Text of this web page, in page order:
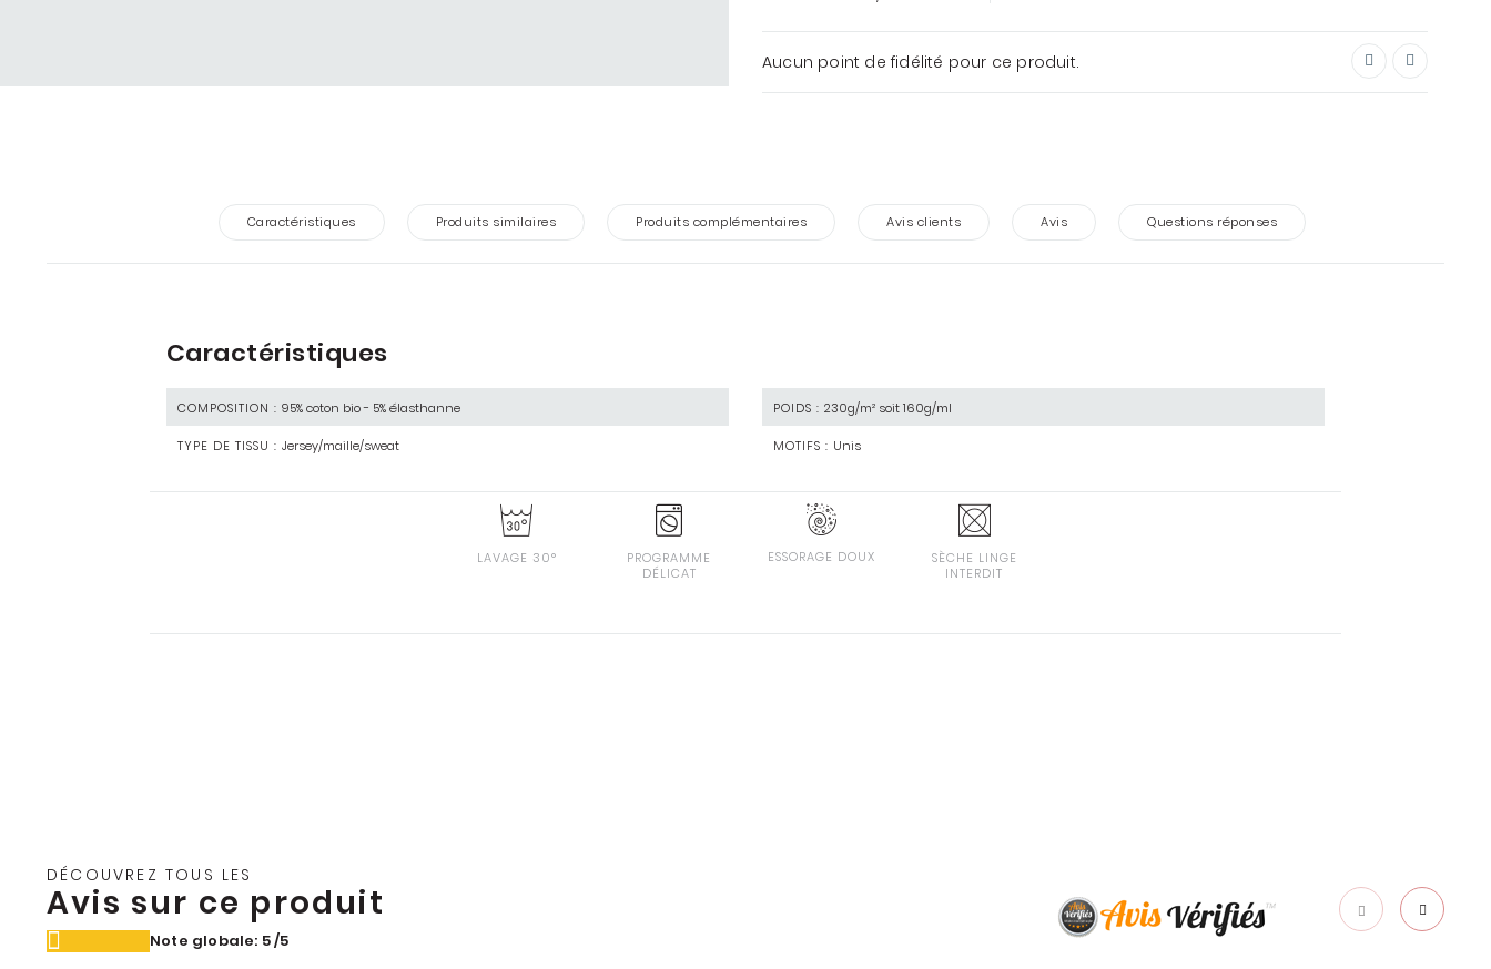
Aucun point de fidélité pour ce produit.
Caractéristiques Produits similaires Produits complémentaires Avis clients Avis Questions réponses
Caractéristiques
COMPOSITION : 95% coton bio - 5% élasthanne POIDS : 230g/m² soit 160g/ml
TYPE DE TISSU : Jersey/maille/sweat MOTIFS : Unis
LAVAGE 30°
PROGRAMME
DÉLICAT
ESSORAGE DOUX
SÈCHE LINGE
INTERDIT
DÉCOUVREZ TOUS LES
Avis sur ce produit
Note globale: 5/5